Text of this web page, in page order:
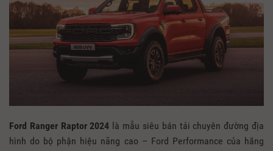
Ford Ranger Raptor 2024 là mẫu siêu bán tải chuyên đường địa
hình do bộ phận hiệu năng cao – Ford Performance của hãng